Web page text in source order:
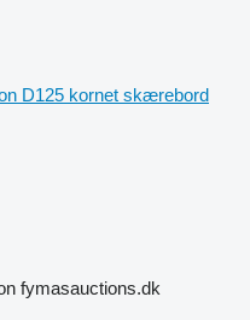
D125 kornet skærebord
fymasauctions.dk